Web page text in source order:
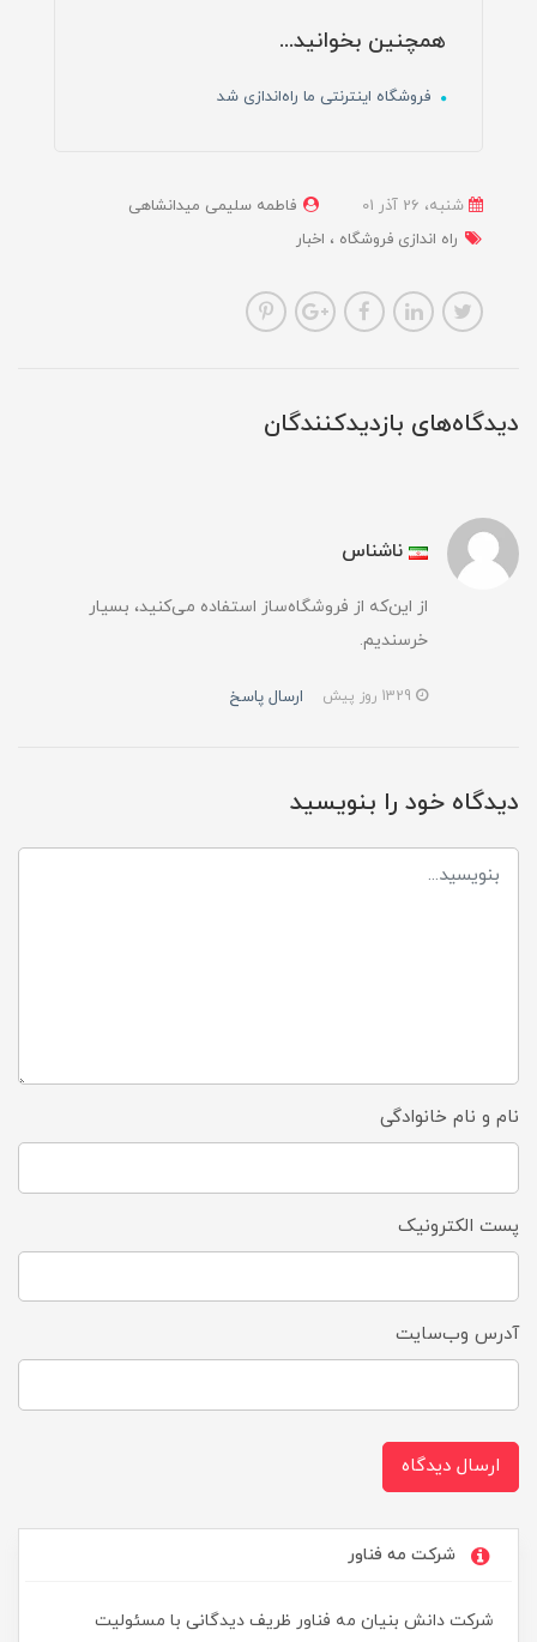
همچنین بخوانید...
فروشگاه اینترنتی ما راه‌اندازی شد
شنبه، 26 آذر 01
فاطمه سلیمی میدانشاهی
راه اندازی فروشگاه
اخبار
دیدگاه‌های بازدیدکنندگان
ناشناس
از این‌که از فروشگاه‌ساز استفاده می‌کنید، بسیار
خرسندیم.
ارسال پاسخ
دیدگاه خود را بنویسید
نام و نام خانوادگی
پست الکترونیک
آدرس وب‌سایت
ارسال دیدگاه
شرکت مه فناور
شرکت دانش بنیان مه فناور ظریف دیدگانی با مسئولیت